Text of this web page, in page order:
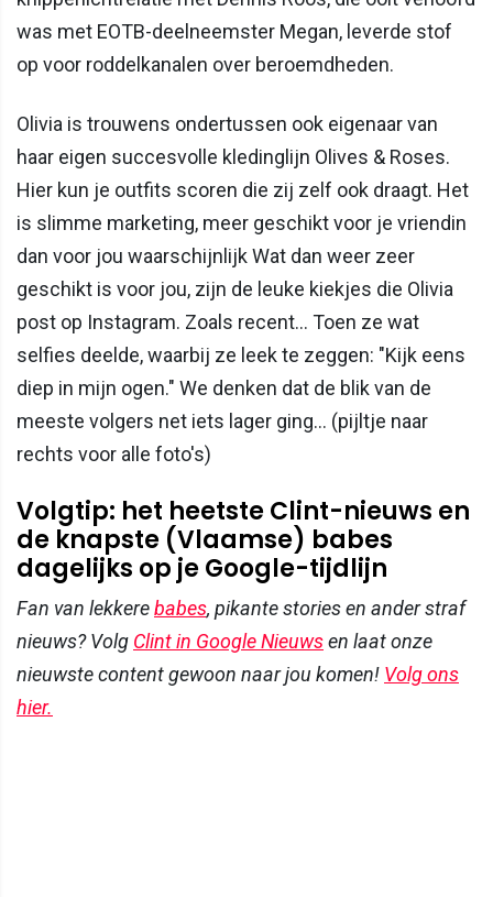
was met EOTB-deelneemster Megan, leverde stof
op voor roddelkanalen over beroemdheden.
Olivia is trouwens ondertussen ook eigenaar van
haar eigen succesvolle kledinglijn Olives & Roses.
Hier kun je outfits scoren die zij zelf ook draagt. Het
is slimme marketing, meer geschikt voor je vriendin
dan voor jou waarschijnlijk Wat dan weer zeer
geschikt is voor jou, zijn de leuke kiekjes die Olivia
post op Instagram. Zoals recent... Toen ze wat
selfies deelde, waarbij ze leek te zeggen: "Kijk eens
diep in mijn ogen." We denken dat de blik van de
meeste volgers net iets lager ging... (pijltje naar
rechts voor alle foto's)
Volgtip: het heetste Clint-nieuws en
de knapste (Vlaamse) babes
dagelijks op je Google-tijdlijn
Fan van lekkerebabes, pikante stories en ander straf
nieuws? Volg Clint in Google Nieuwsen laat onze
nieuwste content gewoon naar jou komen! Volg ons
hier.